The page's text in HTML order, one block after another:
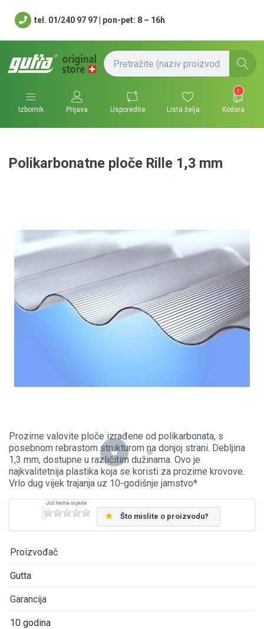
tel. 01/240 97 97 | pon-pet: 8 – 16h
Izbornik Prijava Usporedite Lista želja
1
Košara
Polikarbonatne ploče Rille 1,3 mm
Prozirne valovite ploče izrađene od polikarbonata, s
posebnom rebrastom strukturom na donjoj strani. Debljina
1,3 mm, dostupne u različitim dužinama. Ovo je
najkvalitetnija plastika koja se koristi za prozirne krovove.
Vrlo dug vijek trajanja uz 10-godišnje jamstvo*
Što mislite o proizvodu?
Proizvođač
Gutta
Garancija
10 godina